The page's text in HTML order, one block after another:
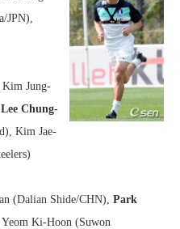
JPN),
Kim Jung-
Lee Chung-
Kim Jae-
(Dalian Shide/CHN), Park
Ki-Hoon (Suwon